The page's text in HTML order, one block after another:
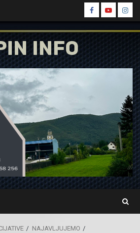
Spin
Facebook
Spin
Youtube
Spin
INFO
NAJAVLJUJEMO